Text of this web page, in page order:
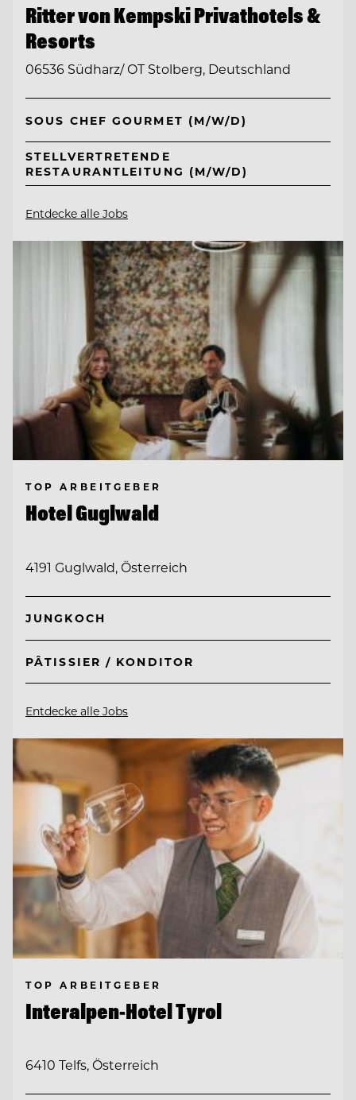
Ritter von Kempski Privathotels &
Resorts
06536 Südharz/ OT Stolberg, Deutschland
SOUS CHEF GOURMET (M/W/D)
STELLVERTRETENDE
RESTAURANTLEITUNG (M/W/D)
Entdecke alle Jobs
TOP ARBEITGEBER
Hotel Guglwald
4191 Guglwald, Österreich
JUNGKOCH
PÂTISSIER / KONDITOR
Entdecke alle Jobs
TOP ARBEITGEBER
Interalpen-Hotel Tyrol
6410 Telfs, Österreich